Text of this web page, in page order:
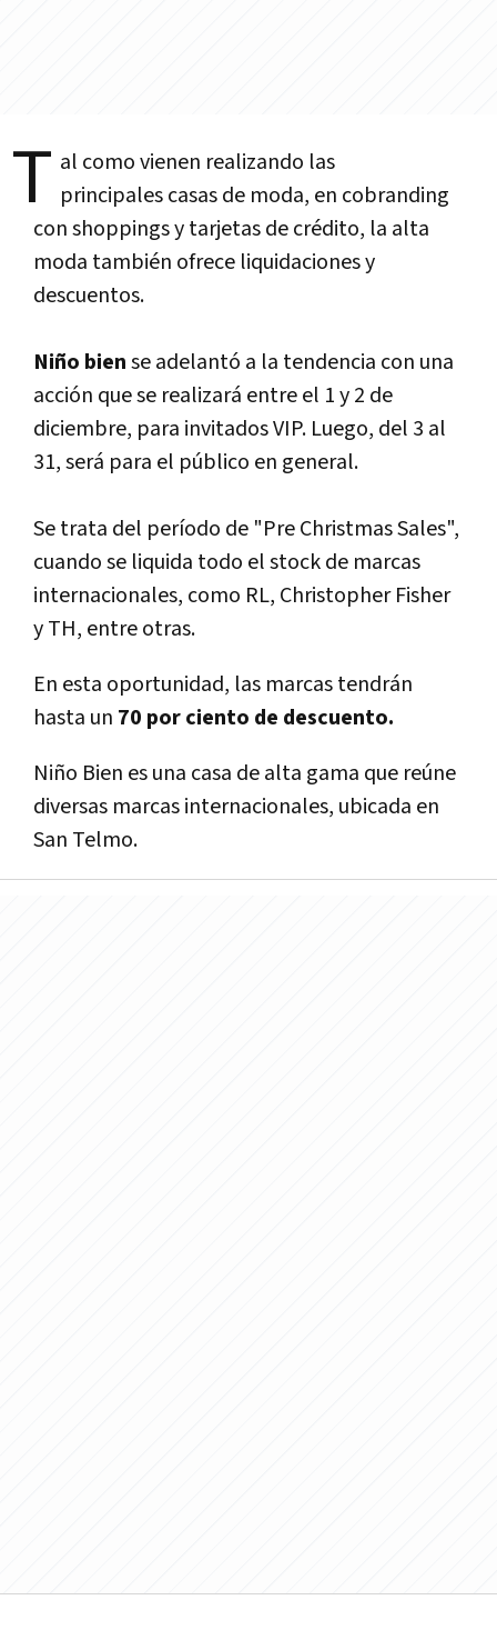
T al como vienen realizando las
principales casas de moda, en cobranding
con shoppings y tarjetas de crédito, la alta
moda también ofrece liquidaciones y
descuentos.
Niño biense adelantó a la tendencia con una
acción que se realizará entre el 1 y 2 de
diciembre, para invitados VIP. Luego, del 3 al
31, será para el público en general.
Se trata del período de "Pre Christmas Sales",
cuando se liquida todo el stock de marcas
internacionales, como RL, Christopher Fisher
y TH, entre otras.
En esta oportunidad, las marcas tendrán
hasta un 70 por ciento de descuento.
Niño Bien es una casa de alta gama que reúne
diversas marcas internacionales, ubicada en
San Telmo.